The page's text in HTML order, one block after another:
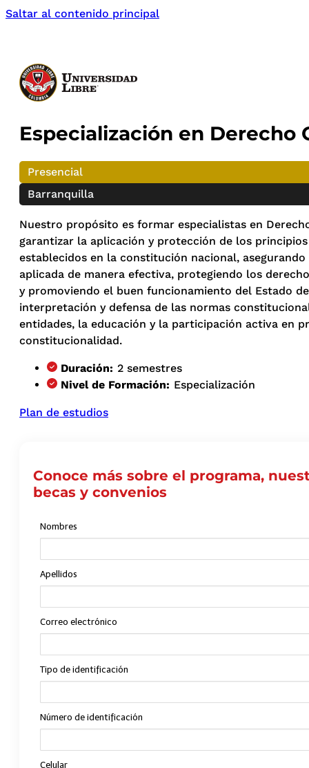
Saltar al contenido principal
Especialización en Derecho
Presencial
Barranquilla
Nuestro propósito es formar especialistas en
garantizar la aplicación y protección de los
establecidos en la constitución nacional,
aplicada de manera efectiva, protegiendo los
y promoviendo el buen funcionamiento del Estado
interpretación y defensa de las normas
entidades, la educación y la participación activa en
constitucionalidad.
Duración: 2 semestres
Nivel de Formación: Especialización
Plan de estudios
Conoce más sobre el programa,
becas y convenios